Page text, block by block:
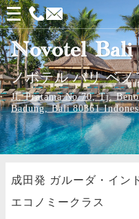
メ
ニ
ュ
ー
を
開
く
Novotel Bali
ノボテル バリ ベノ
Jl. Pratama No.70, Tj.
Badung, Bali 80361
成田発 ガルーダ・イン
エコノミークラス